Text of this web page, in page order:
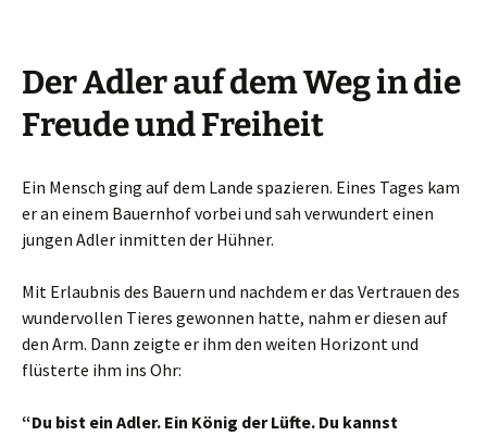
Der Adler auf dem Weg in die
Freude und Freiheit
Ein Mensch ging auf dem Lande spazieren. Eines Tages kam
er an einem Bauernhof vorbei und sah verwundert einen
jungen Adler inmitten der Hühner.
Mit Erlaubnis des Bauern und nachdem er das Vertrauen des
wundervollen Tieres gewonnen hatte, nahm er diesen auf
den Arm. Dann zeigte er ihm den weiten Horizont und
flüsterte ihm ins Ohr:
“Du bist ein Adler. Ein König der Lüfte. Du kannst